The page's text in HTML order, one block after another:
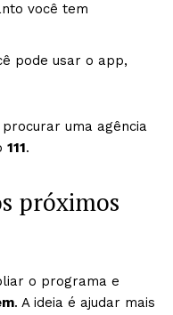
você tem
pode usar o app,
uma agência
111.
próximos
o programa e
. A ideia é ajudar mais